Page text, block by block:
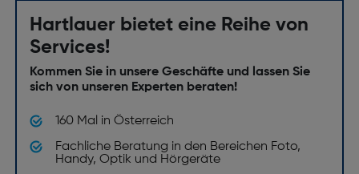
Hartlauer bietet eine Reihe von
Services!
Kommen Sie in unsere Geschäfte und lassen Sie
sich von unseren Experten beraten!
160 Mal in Österreich
Fachliche Beratung in den Bereichen Foto,
Handy, Optik und Hörgeräte